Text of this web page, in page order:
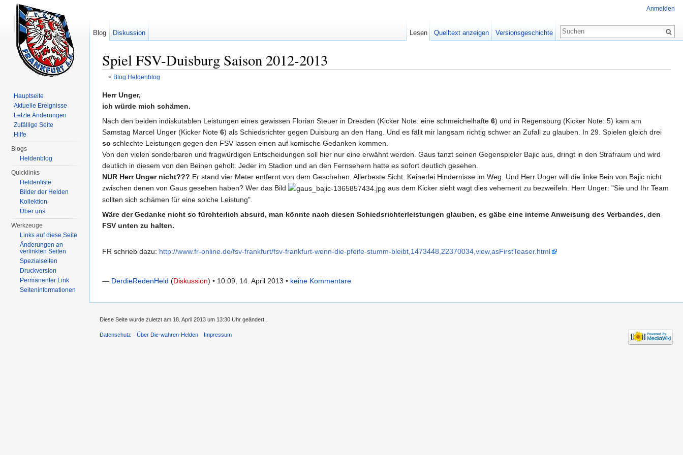
Spiel FSV-Duisburg Saison 2012-2013
< Blog:Heldenblog
Herr Unger,
ich würde mich schämen.
Nach den beiden indiskutablen Leistungen eines gewissen Florian Steuer in Dresden (Kicker Note: eine schmeichelhafte 6) und in Regensburg (Kicker Note: 5) kam am
Samstag Marcel Unger (Kicker Note 6) als Schiedsrichter gegen Duisburg an den Hang. Und es fällt mir langsam richtig schwer an Zufall zu glauben. In 29. Spielen gleich drei
so schlechte Leistungen gegen den FSV lassen einen auf komische Gedanken kommen.
Von den vielen sonderbaren und fragwürdigen Entscheidungen soll hier nur eine erwähnt werden. Gaus tanzt seinen Gegenspieler Bajic aus, dringt in den Strafraum und wird
deutlich in diesem von den Beinen geholt. Jeder im Stadion und an den Fernsehern hatte es sofort deutlich gesehen.
NUR Herr Unger nicht??? Er stand vier Meter entfernt von dem Geschehen. Allerbeste Sicht. Keinerlei Hindernisse im Weg. Und Herr Unger will die linke Bein von Bajic nicht
zwischen denen von Gaus gesehen haben? Wer das Bild
aus dem Kicker sieht wagt dies vehement zu bezweifeln. Herr Unger: "Sie und Ihr Team
sollten sich schämen für eine solche Leistung".
Wäre der Gedanke nicht so fürchterlich absurd, man könnte nach diesen Schiedsrichterleistungen glauben, es gäbe eine interne Anweisung des Verbandes, den
FSV unten zu halten.
FR schrieb dazu: http://www.fr-online.de/fsv-frankfurt/fsv-frankfurt-wenn-die-pfeife-stumm-bleibt,1473448,22370034,view,asFirstTeaser.html
— DerdieRedenHeld (Diskussion) • 10:09, 14. April 2013 • keine Kommentare
Anmelden
Blog Diskussion Lesen Quelltext anzeigen Versionsgeschichte
Hauptseite
Aktuelle Ereignisse
Letzte Änderungen
Zufällige Seite
Hilfe
Blogs
Heldenblog
Quicklinks
Heldenliste
Bilder der Helden
Kollektion
Über uns
Werkzeuge
Links auf diese Seite
Änderungen an
verlinkten Seiten
Spezialseiten
Druckversion
Permanenter Link
Seiten­informationen
Diese Seite wurde zuletzt am 18. April 2013 um 13:30 Uhr geändert.
Datenschutz Über Die-wahren-Helden Impressum